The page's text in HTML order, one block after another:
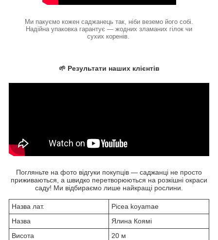
Ми пакуємо кожен саджанець так, ніби веземо його собі.
Надійна упаковка гарантує — жодних зламаних гілок чи
сухих коренів.
🌱 Результати наших клієнтів
Погляньте на фото відгуки покупців — саджанці не просто
приживаються, а швидко перетворюються на розкішні окраси
саду! Ми відбираємо лише найкращі рослини.
Назва лат.
Picea koyamae
Назва
Ялина Коямі
Висота
20 м